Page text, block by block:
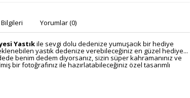
Yorumlar (0)
Yastıkile sevgi dolu dedenize yumuşacık bir hediye
yastık dedenize verebileceğiniz en güzel hediye...
benim dedem diyorsanız, sizin süper kahramanınız ve
bir fotoğrafınız ile hazırlatabileceğiniz özel tasarımlı